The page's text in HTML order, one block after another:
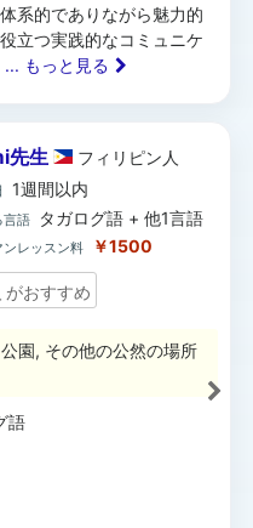
系的でありながら魅力的
立つ実践的なコミュニケ
... もっと見る
先生 フィリピン 人
1週間以内
言語 タガログ語 + 他1言語
ンレッスン料 ￥1500
がおすすめ
園, その他の公然の場所
語